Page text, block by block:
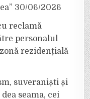
30/06/2026
reclamă
personalul
rezidențială
suveraniști și
seama, cei